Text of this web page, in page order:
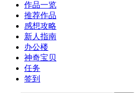
作品一览
推荐作品
感想攻略
新人指南
办公楼
神奇宝贝
任务
签到